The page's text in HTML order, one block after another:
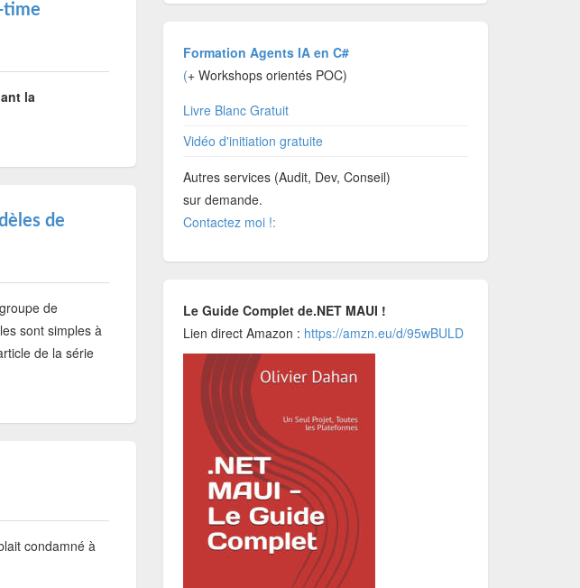
time
la
de
de
sont simples à
de la série
condamné à
Formation Agents IA en C#
(+ Workshops orientés POC)
Livre Blanc Gratuit
Vidéo d'initiation gratuite
Autres services (Audit, Dev, Conseil)
sur demande.
Contactez moi !:
Le Guide Complet de.NET MAUI !
Lien direct Amazon : https://amzn.eu/d/95wBULD